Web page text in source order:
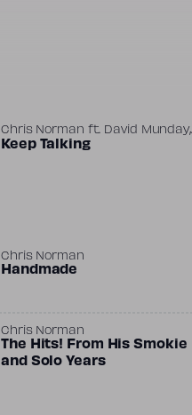
Chris Norman ft. David Munday,
Phil Thornalley
Keep Talking
Chris Norman
Handmade
Chris Norman
The Hits! From His Smokie
and Solo Years